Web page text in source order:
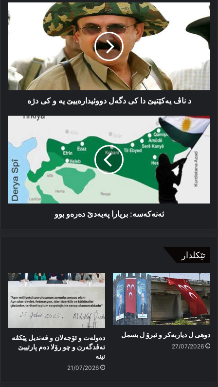
د
ناڤ
یەكێتیێ
دا
كی
دگەل
دووئیدارەییێ
یە
و
د ناڤ یەكێتیێ دا كی دگەل دووئیدارەییێ یە و كی دژە
ئەنەكەسە:
بریارا
پەیەدێ
دەرەو
بوو
ئەنەكەسە: بریارا پەیەدێ دەرەو بوو
تێکلدار
دوهی ل دیاربەکر و ئیرۆ ل بسمل
27/07/2026
دەولەت و ئۆجەلان و قەندیل پێکڤە
تەڤدگەرن و چو رۆلا دەم پارتییێ
نینە
21/07/2026